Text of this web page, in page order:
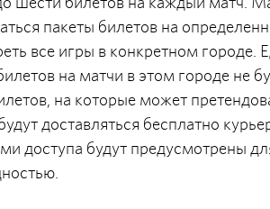
пакеты билетов на
все игры в конкретном
на матчи в этом городе
на которые может
доставляться бесплатно
доступа будут предусмотрены